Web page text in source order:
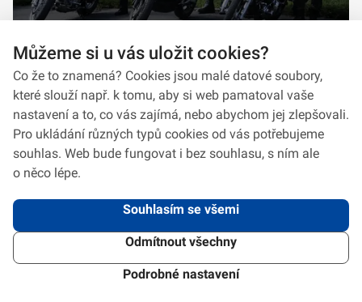
2026 © VeV-VA Vyškov • Informace jsou poskytovány v souladu se zákonem
Design Systém 4.6.3
Můžeme si u vás uložit cookies?
Co že to znamená? Cookies jsou malé datové soubory,
které slouží např. k tomu, aby si web pamatoval vaše
nastavení a to, co vás zajímá, nebo abychom jej zlepšovali.
Pro ukládání různých typů cookies od vás potřebujeme
souhlas. Web bude fungovat i bez souhlasu, s ním ale
o něco lépe.
Souhlasím se všemi
Odmítnout všechny
Podrobné nastavení